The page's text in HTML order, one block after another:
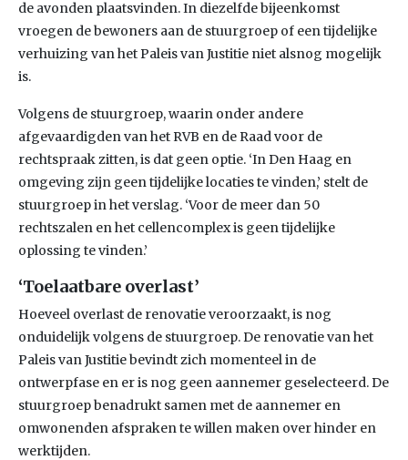
de avonden plaatsvinden. In diezelfde bijeenkomst
vroegen de bewoners aan de stuurgroep of een tijdelijke
verhuizing van het Paleis van Justitie niet alsnog mogelijk
is.
Volgens de stuurgroep, waarin onder andere
afgevaardigden van het RVB en de Raad voor de
rechtspraak zitten, is dat geen optie. ‘In Den Haag en
omgeving zijn geen tijdelijke locaties te vinden,’ stelt de
stuurgroep in het verslag. ‘Voor de meer dan 50
rechtszalen en het cellencomplex is geen tijdelijke
oplossing te vinden.’
‘Toelaatbare overlast’
Hoeveel overlast de renovatie veroorzaakt, is nog
onduidelijk volgens de stuurgroep. De renovatie van het
Paleis van Justitie bevindt zich momenteel in de
ontwerpfase en er is nog geen aannemer geselecteerd. De
stuurgroep benadrukt samen met de aannemer en
omwonenden afspraken te willen maken over hinder en
werktijden.